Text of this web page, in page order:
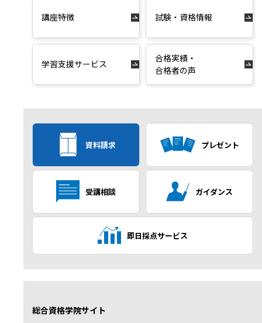
講座特徴 試験・資格情報
学習支援サービス
合格実績・
合格者の声
資料請求 プレゼント
受講相談 ガイダンス
即日採点サービス
総合資格学院サイト